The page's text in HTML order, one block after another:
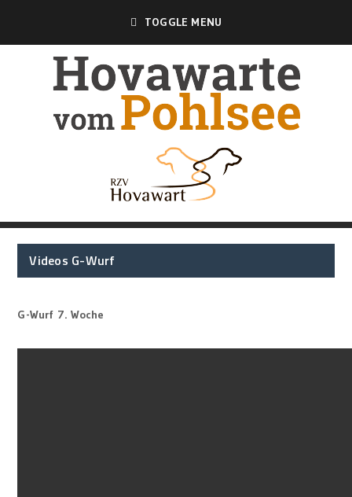
TOGGLE MENU
Videos G-Wurf
G-Wurf 7. Woche